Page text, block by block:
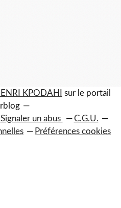
KPODAHI
sur le portail
Signaler un abus
C.G.U.
Préférences cookies